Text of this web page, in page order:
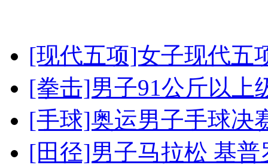
[现代五项]女子现代五
[拳击]男子91公斤以上
[手球]奥运男子手球决
[田径]男子马拉松 基